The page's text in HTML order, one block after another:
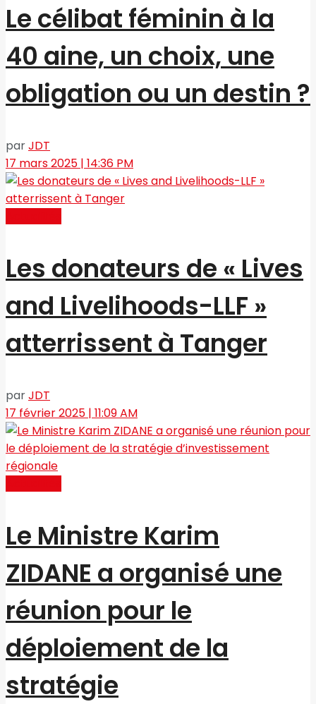
Le célibat féminin à la
40 aine, un choix, une
obligation ou un destin ?
parJDT
17 mars 2025 | 14:36 PM
Les donateurs de « Lives
and Livelihoods-LLF »
atterrissent à Tanger
parJDT
17 février 2025 | 11:09 AM
Le Ministre Karim
ZIDANE a organisé une
réunion pour le
déploiement de la
stratégie